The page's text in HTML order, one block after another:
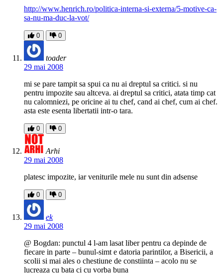
http://www.henrich.ro/politica-interna-si-externa/5-motive-ca-
sa-nu-ma-duc-la-vot/
0 0
toader
29 mai 2008
mi se pare tampit sa spui ca nu ai dreptul sa critici. si nu
pentru impozite sau altceva. ai dreptul sa critici, atata timp cat
nu calomniezi, pe oricine ai tu chef, cand ai chef, cum ai chef.
asta este esenta libertatii intr-o tara.
0 0
Arhi
29 mai 2008
platesc impozite, iar veniturile mele nu sunt din adsense
0 0
ek
29 mai 2008
@ Bogdan: punctul 4 l-am lasat liber pentru ca depinde de
fiecare in parte – bunul-simt e datoria parintilor, a Bisericii, a
scolii si mai ales o chestiune de constiinta – acolo nu se
lucreaza cu bata ci cu vorba buna